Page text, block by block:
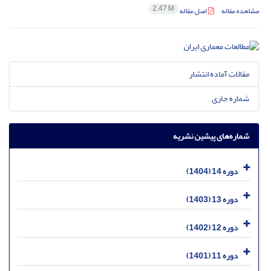
مشاهده مقاله اصل مقاله 2.47 M
مقالات آماده انتشار
شماره جاری
شماره‌های پیشین نشریه
دوره 14 (1404)
دوره 13 (1403)
دوره 12 (1402)
دوره 11 (1401)